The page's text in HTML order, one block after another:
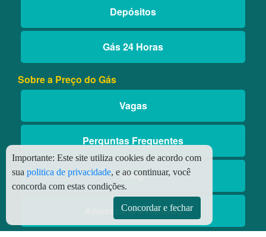
Depósitos
Gás 24 Horas
Sobre a Preço do Gás
Vagas
Perguntas Frequentes
Blog
Aniversário Premiado
Importante: Este site utiliza cookies de acordo com
sua politica de privacidade, e ao continuar, você
concorda com estas condições.
Concordar e fechar